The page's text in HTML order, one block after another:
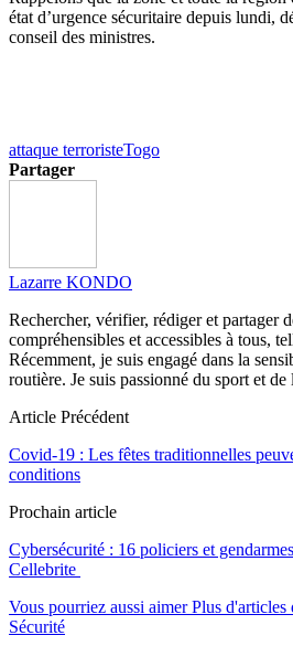
état d’urgence sécuritaire depuis lundi,
conseil des ministres.
attaque terroristeTogo
Partager
Lazarre KONDO
Rechercher, vérifier, rédiger et partager
compréhensibles et accessibles à tous,
Récemment, je suis engagé dans la
routière. Je suis passionné du sport et de
Article Précédent
Covid-19 : Les fêtes traditionnelles
conditions
Prochain article
Cybersécurité : 16 policiers et
Cellebrite
Vous pourriez aussi aimer Plus d'articles
Sécurité